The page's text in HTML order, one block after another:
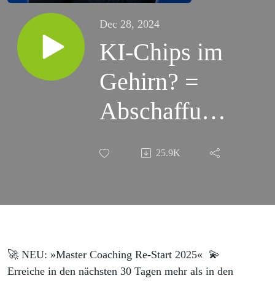
Dec 28, 2024
KI-Chips im
Gehirn? =
Abschaffung
der Seele!
begonnen...)
Mankevich
25.9K
🚀 NEU: »Master Coaching Re-Start 2025«⁠ ⁠ 💫⁠ ⁠
Erreiche in den nächsten 30 Tagen mehr als in den